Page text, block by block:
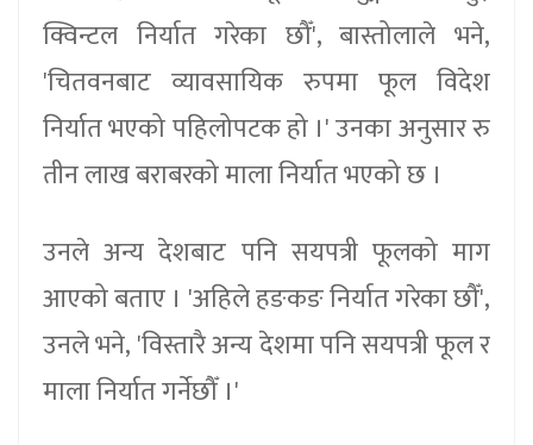
क्विन्टल निर्यात गरेका छौँ', बास्तोलाले भने,
'चितवनबाट व्यावसायिक रुपमा फूल विदेश
निर्यात भएको पहिलोपटक हो ।' उनका अनुसार रु
तीन लाख बराबरको माला निर्यात भएको छ ।
उनले अन्य देशबाट पनि सयपत्री फूलको माग
आएको बताए । 'अहिले हङकङ निर्यात गरेका छौँ',
उनले भने, 'विस्तारै अन्य देशमा पनि सयपत्री फूल र
माला निर्यात गर्नेछौँ ।'